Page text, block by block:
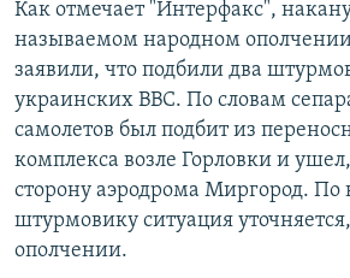
Все сайты РСЕ/РС
Как отмечает "Интерфакс",
называемом народном
заявили, что подбили два
украинских ВВС. По словам
самолетов был подбит из
комплекса возле Горловки и
сторону аэродрома Миргород. По
штурмовику ситуация
ополчении.